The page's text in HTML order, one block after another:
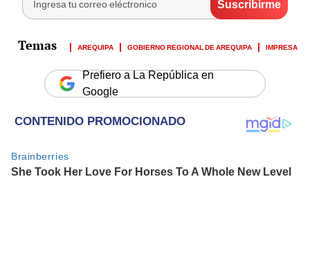
AREQUIPA GOBIERNO REGIONAL DE AREQUIPA IMPRESA
Prefiero a La República en
Google